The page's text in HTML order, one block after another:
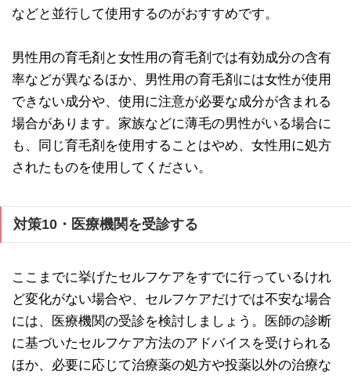
などと並行して使用するのがおすすめです。
男性用の育毛剤と女性用の育毛剤では有効成分の含有
率などが異なるほか、男性用の育毛剤には女性が使用
できない成分や、使用に注意が必要な成分が含まれる
場合があります。家族などに薄毛の男性がいる場合に
も、同じ育毛剤を使用することはやめ、女性用に処方
されたものを使用してください。
対策10・医療機関を受診する
ここまでに挙げたセルフケアをすでに行っているけれ
ど変化がない場合や、セルフケアだけでは不安な場合
には、医療機関の受診を検討しましょう。医師の診断
に基づいたセルフケア方法のアドバイスを受けられる
ほか、必要に応じて治療薬の処方や投薬以外の治療な